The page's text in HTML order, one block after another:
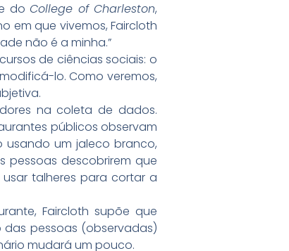
doCollege of Charleston,
em que vivemos, Faircloth
não é a minha.”
de ciências sociais: o
lo. Como veremos,
na coleta de dados.
públicos observam
um jaleco branco,
pessoas descobrirem que
talheres para cortar a
Faircloth supõe que
pessoas (observadas)
mudará um pouco.